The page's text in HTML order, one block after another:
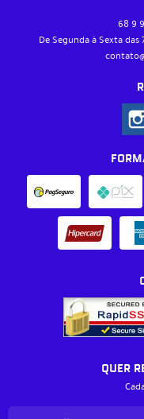
68 9
De Segunda à Sexta das
QUER